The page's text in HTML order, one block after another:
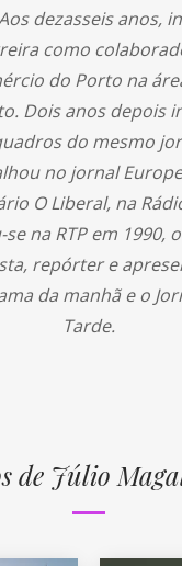
dezasseis anos,
como
do Porto na
Dois anos depois
do mesmo
no jornal
O Liberal, na
na RTP em 1990,
repórter e
da manhã e o
Tarde.
de Júlio